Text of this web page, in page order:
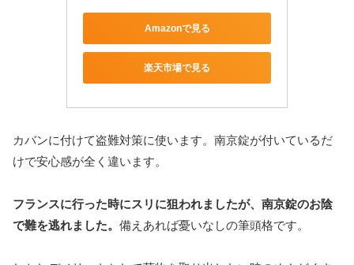
Amazonで見る
楽天市場で見る
カバンに付けて盗難対策に使います。南京錠が付いているだ
けで安心感が全く違います。
フランスに行った時にスリに狙われましたが、南京錠のお陰
で難を逃れました。 備えあれば憂いなしの筆頭格です。